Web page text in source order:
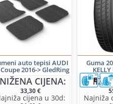
auto tepisi AUDI
2016-> GledRing
CIJENA:
33,30€
cijena u 30d:
Guma
Najniža
E